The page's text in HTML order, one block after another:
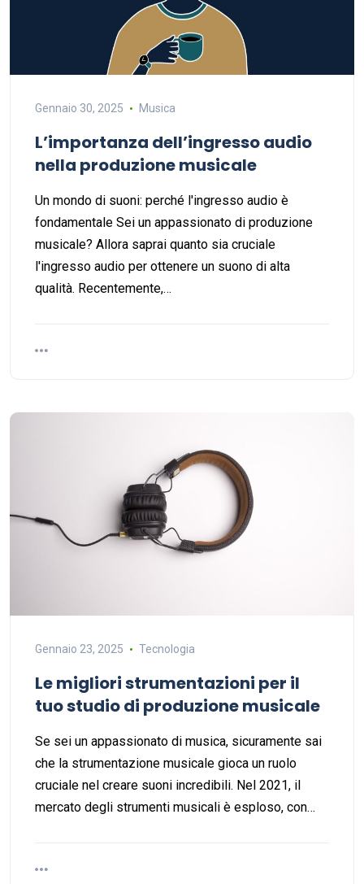
Gennaio 30, 2025 Musica
L’importanza dell’ingresso audio
nella produzione musicale
Un mondo di suoni: perché l'ingresso audio è
fondamentale Sei un appassionato di produzione
musicale? Allora saprai quanto sia cruciale
l'ingresso audio per ottenere un suono di alta
qualità. Recentemente,…
Gennaio 23, 2025 Tecnologia
Le migliori strumentazioni per il
tuo studio di produzione musicale
Se sei un appassionato di musica, sicuramente sai
che la strumentazione musicale gioca un ruolo
cruciale nel creare suoni incredibili. Nel 2021, il
mercato degli strumenti musicali è esploso, con…